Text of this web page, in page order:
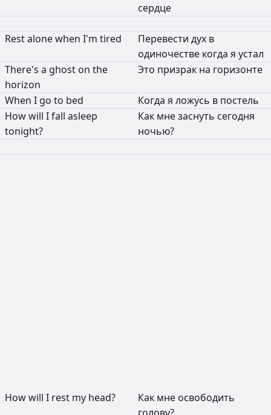
сердце
Restalonewhen I'm tired Перевести дух в
одиночестве когда я устал
There's a ghost on the
horizon
Это призрак на горизонте
When I go to bed Когда я ложусь в постель
Howwill Ifall asleep
tonight?
Как мнезаснуть сегодня
ночью?
Howwill I rest my head? Как мне освободить